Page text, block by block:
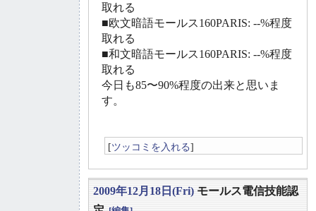
取れる
■欧文暗語モールス160PARIS: --%程度
取れる
■和文暗語モールス160PARIS: --%程度
取れる
今日も85〜90%程度の出来と思いま
す。
[ツッコミを入れる]
2009年12月18日(Fri) モールス電信技能認